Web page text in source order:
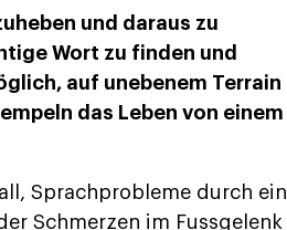
und daraus zu
Wort zu finden und
auf unebenem Terrain
das Leben von einem
Sprachprobleme durch ein
Schmerzen im Fussgelenk